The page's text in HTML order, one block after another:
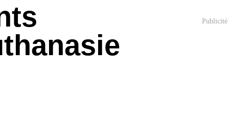
Publicité